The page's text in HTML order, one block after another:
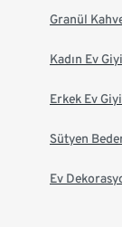
Granül
Kadın Ev
Erkek Ev
Sütyen
Ev